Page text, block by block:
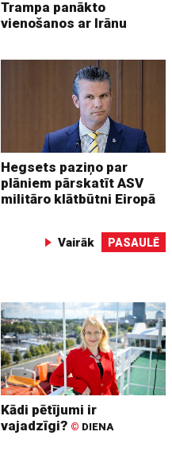
Trampa panākto
vienošanos ar Irānu
Hegsets paziņo par
plāniem pārskatīt ASV
militāro klātbūtni Eiropā
Vairāk PASAULĒ
Kādi pētījumi ir
vajadzīgi? © DIENA